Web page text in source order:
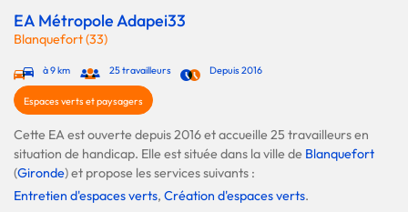
EA Métropole Adapei33
Blanquefort (33)
à 9 km 25 travailleurs Depuis 2016
Espaces verts et paysagers
Cette EA est ouverte depuis 2016 et accueille 25 travailleurs en
situation de handicap. Elle est située dans la ville de Blanquefort
(Gironde) et propose les services suivants :
Entretien d'espaces verts, Création d'espaces verts.